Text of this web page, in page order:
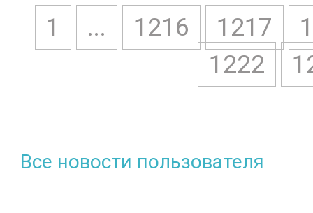
1 ... 1216 1217
1222
Все новости пользователя